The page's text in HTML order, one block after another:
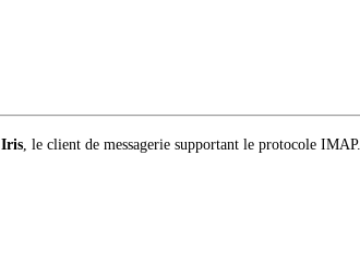
Iris , le client de messagerie supportant le protocole IMAP.